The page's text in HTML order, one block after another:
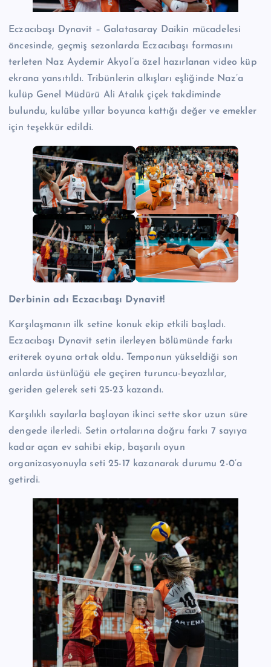
Eczacıbaşı Dynavit – Galatasaray Daikin mücadelesi
öncesinde, geçmiş sezonlarda Eczacıbaşı formasını
terleten Naz Aydemir Akyol’a özel hazırlanan video küp
ekrana yansıtıldı. Tribünlerin alkışları eşliğinde Naz’a
kulüp Genel Müdürü Ali Atalık çiçek takdiminde
bulundu, kulübe yıllar boyunca kattığı değer ve emekler
için teşekkür edildi.
Derbinin adı Eczacıbaşı Dynavit!
Karşılaşmanın ilk setine konuk ekip etkili başladı.
Eczacıbaşı Dynavit setin ilerleyen bölümünde farkı
eriterek oyuna ortak oldu. Temponun yükseldiği son
anlarda üstünlüğü ele geçiren turuncu-beyazlılar,
geriden gelerek seti 25-23 kazandı.
Karşılıklı sayılarla başlayan ikinci sette skor uzun süre
dengede ilerledi. Setin ortalarına doğru farkı 7 sayıya
kadar açan ev sahibi ekip, başarılı oyun
organizasyonuyla seti 25-17 kazanarak durumu 2-0’a
getirdi.